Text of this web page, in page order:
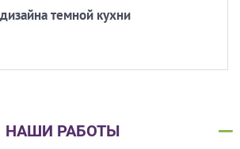
темной кухни
НАШИ РАБОТЫ